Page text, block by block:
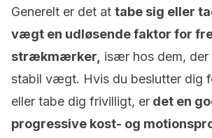
Generelt er det at tabe sig eller
vægt en udløsende faktor for
strækmærker, især hos dem, der
stabil vægt. Hvis du beslutter dig
eller tabe dig frivilligt, er det en
progressive kost- og